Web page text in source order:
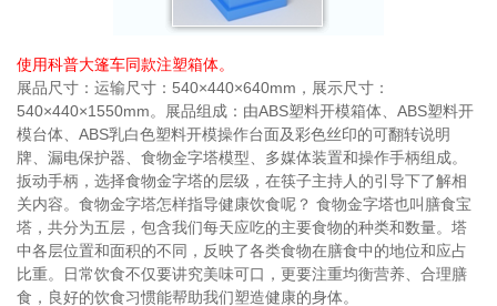
使用科普大篷车同款注塑箱体。
展品尺寸：运输尺寸：540×440×640mm，展示尺寸：
540×440×1550mm。展品组成：由ABS塑料开模箱体、ABS塑料开
模台体、ABS乳白色塑料开模操作台面及彩色丝印的可翻转说明
牌、漏电保护器、食物金字塔模型、多媒体装置和操作手柄组成。
扳动手柄，选择食物金字塔的层级，在筷子主持人的引导下了解相
关内容。食物金字塔怎样指导健康饮食呢？ 食物金字塔也叫膳食宝
塔，共分为五层，包含我们每天应吃的主要食物的种类和数量。塔
中各层位置和面积的不同，反映了各类食物在膳食中的地位和应占
比重。日常饮食不仅要讲究美味可口，更要注重均衡营养、合理膳
食，良好的饮食习惯能帮助我们塑造健康的身体。